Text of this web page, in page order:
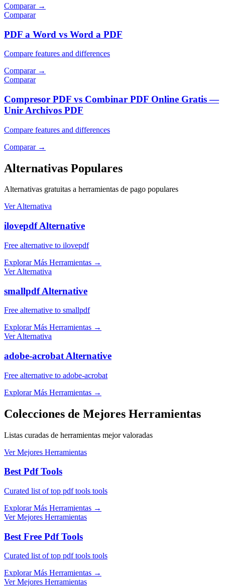
Comparar→
Comparar
PDF a Word vs Word a PDF
Compare features and differences
Comparar→
Comparar
Compresor PDF vs Combinar PDF Online Gratis —
Unir Archivos PDF
Compare features and differences
Comparar→
Alternativas Populares
Alternativas gratuitas a herramientas de pago populares
Ver Alternativa
ilovepdf Alternative
Free alternative to ilovepdf
Explorar Más Herramientas →
Ver Alternativa
smallpdf Alternative
Free alternative to smallpdf
Explorar Más Herramientas →
Ver Alternativa
adobe-acrobat Alternative
Free alternative to adobe-acrobat
Explorar Más Herramientas →
Colecciones de Mejores Herramientas
Listas curadas de herramientas mejor valoradas
Ver Mejores Herramientas
Best Pdf Tools
Curated list of top pdf tools tools
Explorar Más Herramientas →
Ver Mejores Herramientas
Best Free Pdf Tools
Curated list of top pdf tools tools
Explorar Más Herramientas →
Ver Mejores Herramientas